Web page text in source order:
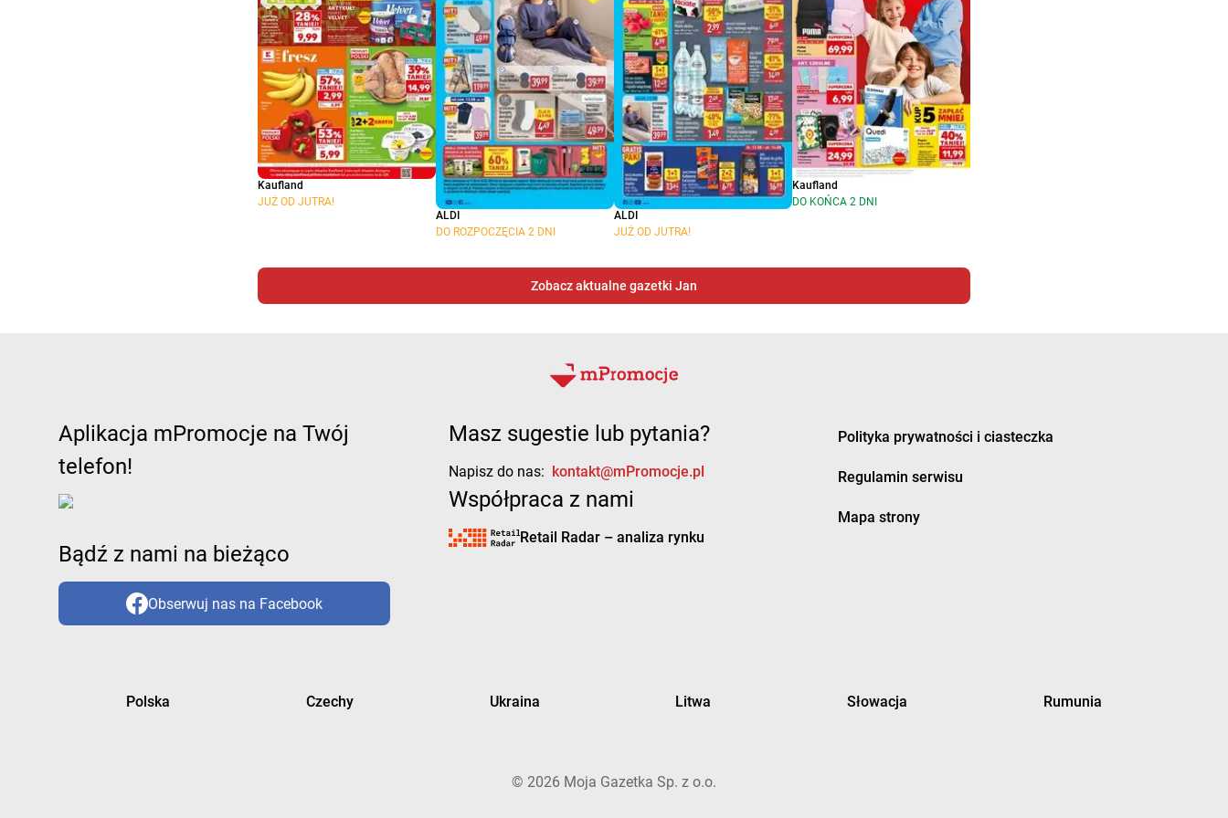
Kaufland
JUŻ OD JUTRA!
ALDI
DO ROZPOCZĘCIA 2 DNI
ALDI
JUŻ OD JUTRA!
Kaufland
DO KOŃCA 2 DNI
Zobacz aktualne gazetki Jan
Aplikacja mPromocje na Twój
telefon!
Bądź z nami na bieżąco
Obserwuj nas na Facebook
Masz sugestie lub pytania?
Napisz do nas: kontakt@mPromocje.pl
Współpraca z nami
Retail Radar – analiza rynku
Polityka prywatności i ciasteczka
Regulamin serwisu
Mapa strony
Polska Czechy Ukraina Litwa Słowacja Rumunia
© 2026 Moja Gazetka Sp. z o.o.